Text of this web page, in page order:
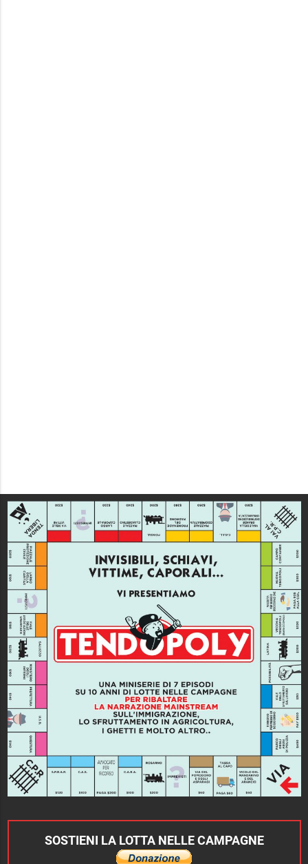
SOSTIENI LA LOTTA NELLE CAMPAGNE